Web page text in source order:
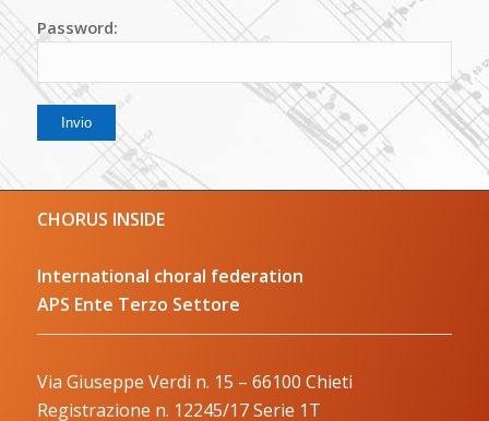
Password:
CHORUS INSIDE
International choral federation
APS Ente Terzo Settore
Via Giuseppe Verdi n. 15 – 66100 Chieti
Registrazione n. 12245/17 Serie 1T